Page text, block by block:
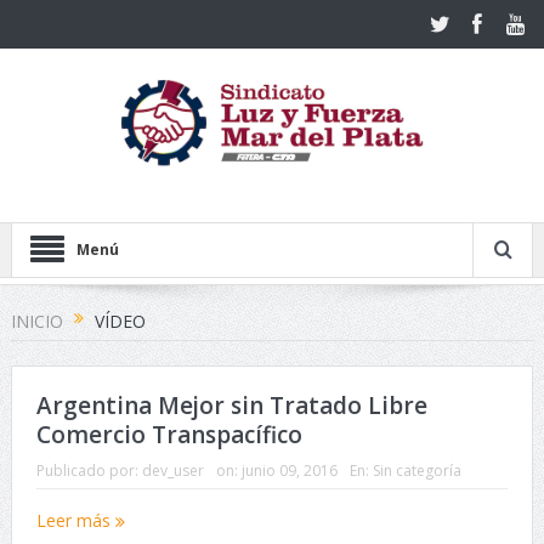
Menú
INICIO VÍDEO
Argentina Mejor sin Tratado Libre
Comercio Transpacífico
Publicado por: dev_user on: junio 09, 2016 En: Sin categoría
Leer más